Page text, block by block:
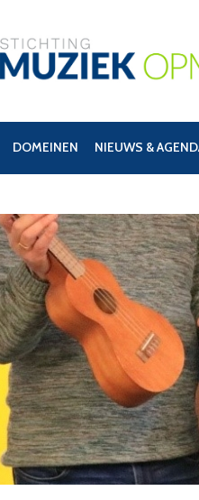
DOMEINEN NIEUWS &